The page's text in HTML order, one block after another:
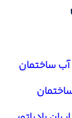
آب ساختمان